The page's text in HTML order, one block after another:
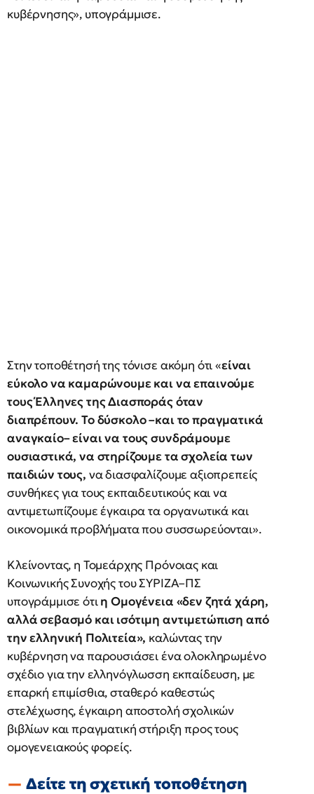
κυβέρνησης», υπογράμμισε.
Στην τοποθέτησή της τόνισε ακόμη ότι «είναι
εύκολο να καμαρώνουμε και να επαινούμε
τους Έλληνες της Διασποράς όταν
διαπρέπουν. Το δύσκολο –και το πραγματικά
αναγκαίο– είναι να τους συνδράμουμε
ουσιαστικά, να στηρίζουμε τα σχολεία των
παιδιών τους, να διασφαλίζουμε αξιοπρεπείς
συνθήκες για τους εκπαιδευτικούς και να
αντιμετωπίζουμε έγκαιρα τα οργανωτικά και
οικονομικά προβλήματα που συσσωρεύονται».
Κλείνοντας, η Τομεάρχης Πρόνοιας και
Κοινωνικής Συνοχής του ΣΥΡΙΖΑ–ΠΣ
υπογράμμισε ότιη Ομογένεια «δεν ζητά χάρη,
αλλά σεβασμό και ισότιμη αντιμετώπιση από
την ελληνική Πολιτεία», καλώντας την
κυβέρνηση να παρουσιάσει ένα ολοκληρωμένο
σχέδιο για την ελληνόγλωσση εκπαίδευση, με
επαρκή επιμίσθια, σταθερό καθεστώς
στελέχωσης, έγκαιρη αποστολή σχολικών
βιβλίων και πραγματική στήριξη προς τους
ομογενειακούς φορείς.
Δείτε τη σχετική τοποθέτηση